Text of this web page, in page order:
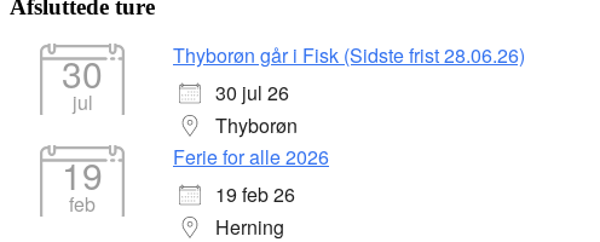
Afsluttede ture
30
jul
Thyborøn går i Fisk (Sidste frist 28.06.26)
30 jul 26
Thyborøn
19
feb
Ferie for alle 2026
19 feb 26
Herning